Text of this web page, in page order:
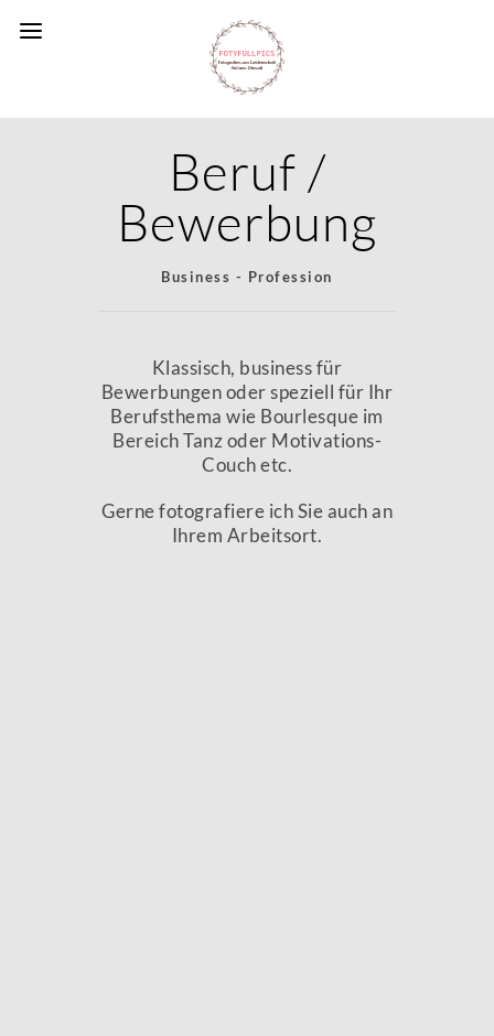
Beruf /
Bewerbung
Business - Profession
Klassisch, business für
Bewerbungen oder speziell für Ihr
Berufsthema wie Bourlesque im
Bereich Tanz oder Motivations-
Couch etc.
Gerne fotografiere ich Sie auch an
Ihrem Arbeitsort.